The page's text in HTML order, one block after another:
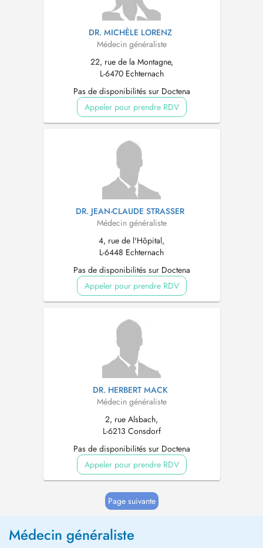
DR. MICHÈLE LORENZ
Médecin généraliste
22, rue de la Montagne,
L-6470 Echternach
Pas de disponibilités sur Doctena
Appeler pour prendre RDV
DR. JEAN-CLAUDE STRASSER
Médecin généraliste
4, rue de l'Hôpital,
L-6448 Echternach
Pas de disponibilités sur Doctena
Appeler pour prendre RDV
DR. HERBERT MACK
Médecin généraliste
2, rue Alsbach,
L-6213 Consdorf
Pas de disponibilités sur Doctena
Appeler pour prendre RDV
Page suivante
Médecin généraliste